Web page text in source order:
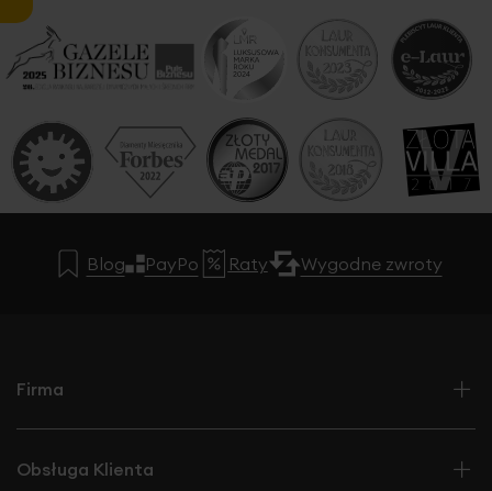
Blog PayPo Raty Wygodne zwroty
Firma
Obsługa Klienta